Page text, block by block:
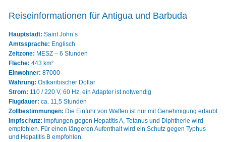
Reiseinformationen für Antigua und Barbuda
Hauptstadt: Saint John’s
Amtssprache: Englisch
Zeitzone: MESZ – 6 Stunden
Fläche: 443 km²
Einwohner: 87000
Währung: Ostkaribischer Dollar
Strom: 110 / 220 V, 60 Hz, ein Adapter ist notwendig
Flugdauer: ca. 11,5 Stunden
Zollbestimmungen: Die Einfuhr von Waffen ist nur mit Genehmigung erlaubt
Impfschutz: Impfungen gegen Hepatitis A, Tetanus und Diphtherie wird
empfohlen. Für einen längeren Aufenthalt wird ein Schutz gegen Typhus
und Hepatitis B empfohlen.